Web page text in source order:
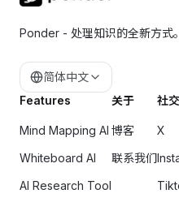
Ponder - 处理知识的全新方式。
简体中文
Features
Mind Mapping AI
Whiteboard AI
AI Research Tool
关于
博客
联系我们
社
X